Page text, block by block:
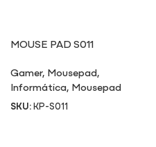
MOUSE PAD S011
Gamer, Mousepad,
Informática, Mousepad
SKU:KP-S011